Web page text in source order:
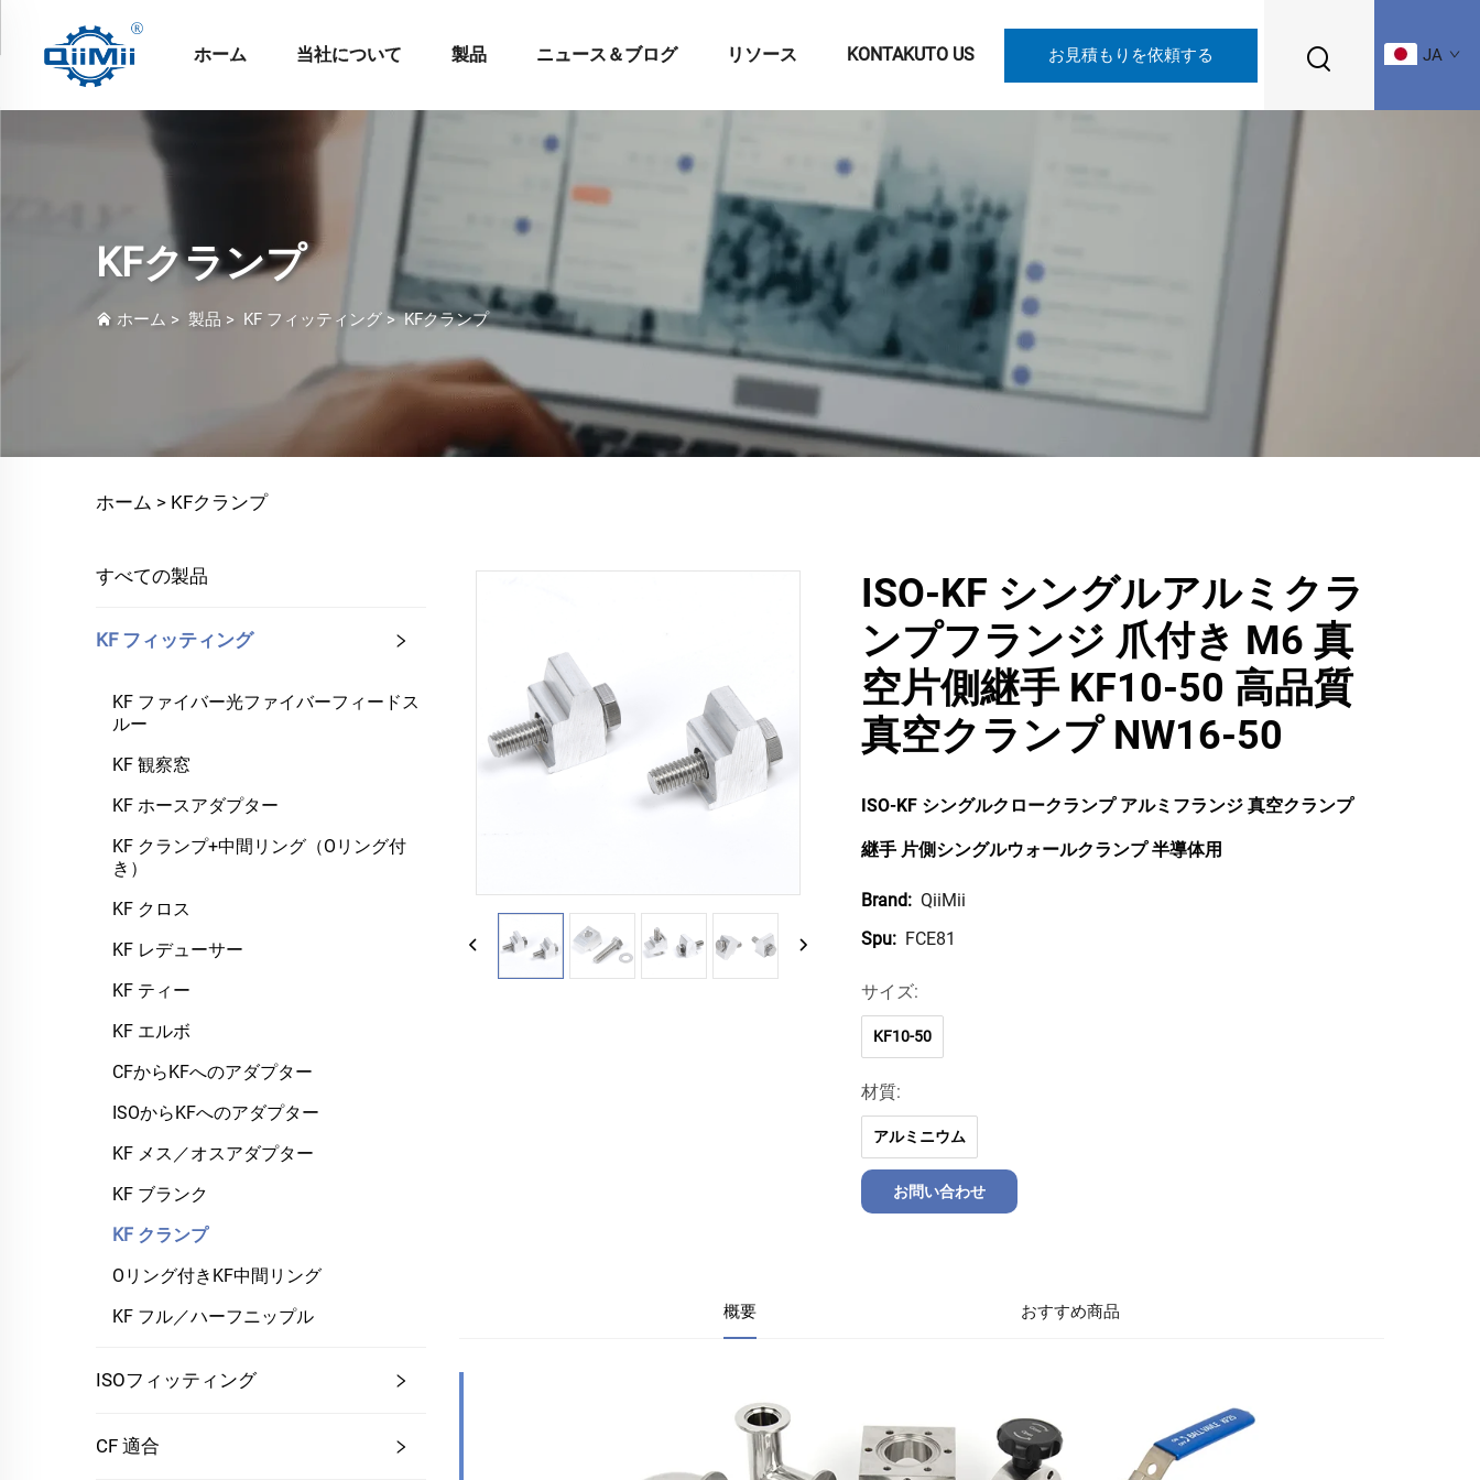
ホーム 当社について 製品 ニュース＆ブログ リソース KONTAKUTO US お見積もりを依頼する JA
KFクランプ
ホーム > 製品 > KF フィッティング >KFクランプ
ホーム > KFクランプ
すべての製品
KF フィッティング
KF ファイバー光ファイバーフィードス
ルー
KF 観察窓
KF ホースアダプター
KF クランプ+中間リング（Oリング付
き）
KF クロス
KF レデューサー
KF ティー
KF エルボ
CFからKFへのアダプター
ISOからKFへのアダプター
KF メス／オスアダプター
KF ブランク
KF クランプ
Oリング付きKF中間リング
KF フル／ハーフニップル
ISOフィッティング
CF 適合
ISO-KF シングルアルミクラ
ンプフランジ 爪付き M6 真
空片側継手 KF10-50 高品質
真空クランプ NW16-50
ISO-KF シングルクロークランプ アルミフランジ 真空クランプ
継手 片側シングルウォールクランプ 半導体用
Brand: QiiMii
Spu: FCE81
サイズ:
KF10-50
材質:
アルミニウム
お問い合わせ
概要 おすすめ商品